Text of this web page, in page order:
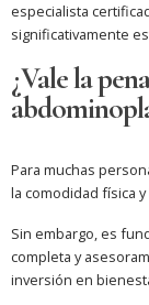
especialista
significativamente
¿Vale la
Para muchas
la comodidad física
Sin embargo, es
completa y
inversión en